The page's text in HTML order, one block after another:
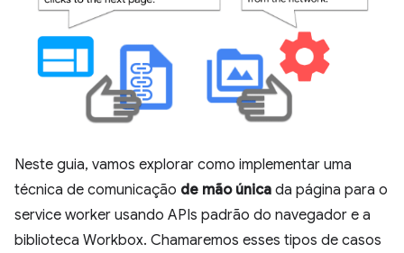
Neste guia, vamos explorar como implementar uma
técnica de comunicação de mão única da página para o
service worker usando APIs padrão do navegador e a
biblioteca Workbox. Chamaremos esses tipos de casos